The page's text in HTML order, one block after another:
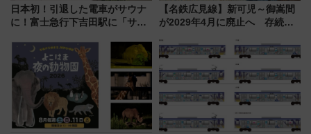
日本初！引退した電車がサウナ
に！富士急行下吉田駅に「サ電
業 行き交う電車の音や振動を
感じながら「ととのう」新感覚
【名鉄広見線】新可児～御嵩間
が2029年4月に廃止へ 存続協